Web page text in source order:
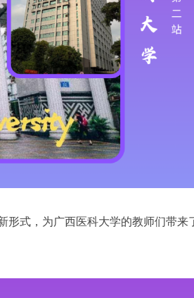
形式，为广西医科大学的教师们带来